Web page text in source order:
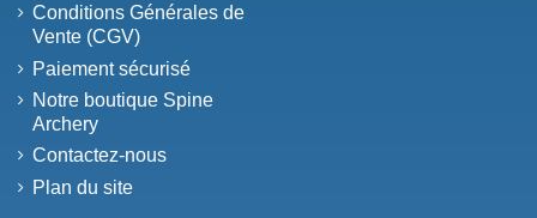
Conditions Générales de
Vente (CGV)
Paiement sécurisé
Notre boutique Spine
Archery
Contactez-nous
Plan du site